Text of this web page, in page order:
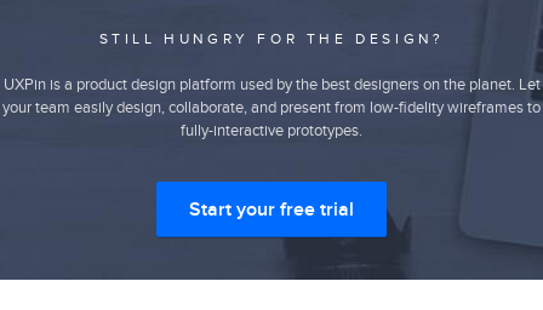
STILL HUNGRY FOR THE DESIGN?
UXPin is a product design platform used by the best designers on the planet. Let
your team easily design, collaborate, and present from low-fidelity wireframes to
fully-interactive prototypes.
Start your free trial